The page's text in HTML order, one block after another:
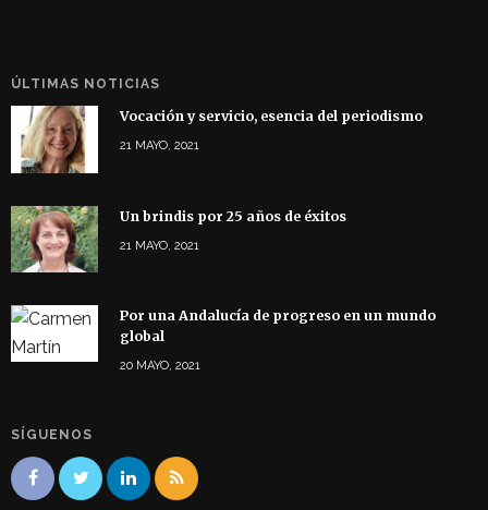
ÚLTIMAS NOTICIAS
Vocación y servicio, esencia del periodismo
21 MAYO, 2021
Un brindis por 25 años de éxitos
21 MAYO, 2021
Por una Andalucía de progreso en un mundo
global
20 MAYO, 2021
SÍGUENOS